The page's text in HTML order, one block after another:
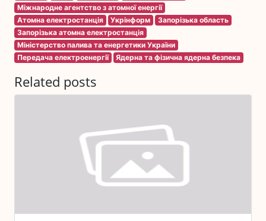
Міжнародне агентство з атомної енергії
Атомна електростанція
Укрінформ
Запорізька область
Запорізька атомна електростанція
Міністерство палива та енергетики України
Передача електроенергії
Ядерна та фізична ядерна безпека
Related posts